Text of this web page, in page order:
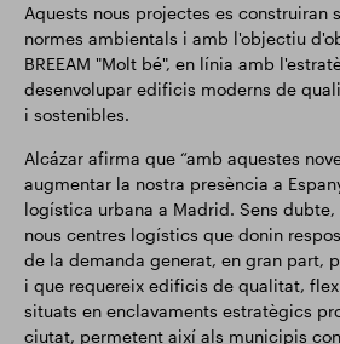
Aquests nous projectes es construiran
normes ambientals i amb l'objectiu
BREEAM "Molt bé", en línia amb
desenvolupar edificis moderns de
i sostenibles.
Alcázar afirma que “amb aquestes
augmentar la nostra presència a
logística urbana a Madrid. Sens
nous centres logístics que donin
de la demanda generat, en gran part,
i que requereix edificis de qualitat,
situats en enclavaments estratègics
ciutat, permetent així als municipis